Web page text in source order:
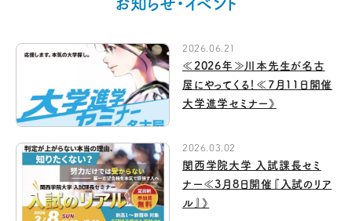
お知らせ・イベント
2026.06.21
≪2026年≫川本先生が名古
屋にやってくる！≪7月11日開催
大学進学セミナー》
2026.03.02
関西学院大学 入試課長セミ
ナー≪3月8日開催『入試のリア
ル』》